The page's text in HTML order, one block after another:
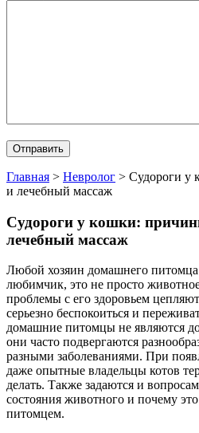
Главная > Невролог > Судороги у
и лечебный массаж
Судороги у кошки:
лечебный массаж
Любой хозяин домашнего питомца
любимчик, это не просто
проблемы с его здоровьем
серьезно беспокоиться и
домашние питомцы не являются
они часто подвергаются
разными заболеваниями. При
даже опытные владельцы котов
делать. Также задаются и
состояния животного и почему
питомцем.